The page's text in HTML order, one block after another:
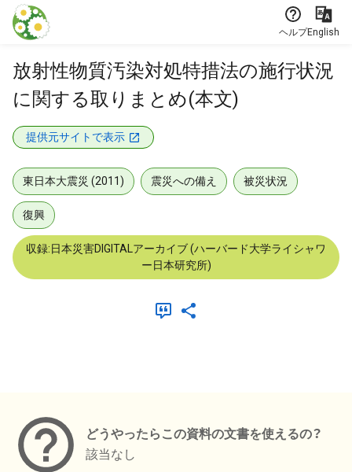
本文に飛ぶ
ヘルプEnglish
放射性物質汚染対処特措法の施行状況
に関する取りまとめ(本文)
提供元サイトで表示
東日本大震災 (2011) 震災への備え 被災状況
復興
収録:日本災害DIGITALアーカイブ (ハーバード大学ライシャワ
ー日本研究所)
どうやったらこの資料の文書を使えるの？
該当なし